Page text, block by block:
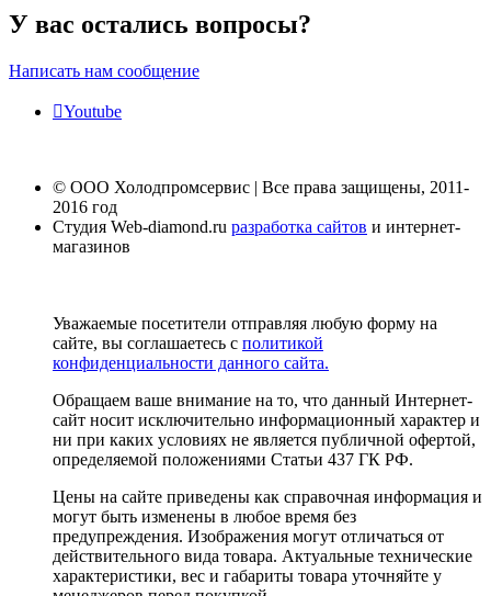
У вас остались вопросы?
Написать нам сообщение
Youtube
© ООО Холодпромсервис | Все права защищены, 2011-
2016 год
Студия Web-diamond.ru разработка сайтов и интернет-
магазинов
Уважаемые посетители отправляя любую форму на
сайте, вы соглашаетесь с политикой
конфиденциальности данного сайта.
Обращаем ваше внимание на то, что данный Интернет-
сайт носит исключительно информационный характер и
ни при каких условиях не является публичной офертой,
определяемой положениями Статьи 437 ГК РФ.
Цены на сайте приведены как справочная информация и
могут быть изменены в любое время без
предупреждения. Изображения могут отличаться от
действительного вида товара. Актуальные технические
характеристики, вес и габариты товара уточняйте у